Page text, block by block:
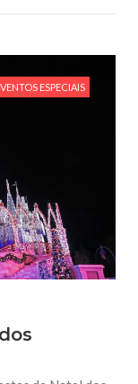
ESPECIAIS